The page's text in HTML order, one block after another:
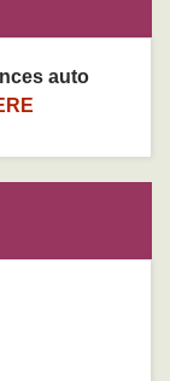
auto